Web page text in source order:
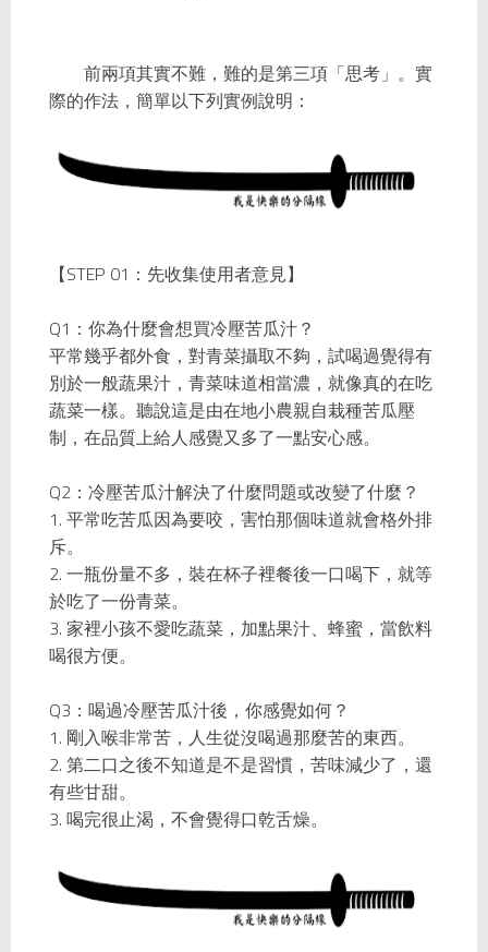
前兩項其實不難，難的是第三項「思考」。實
際的作法，簡單以下列實例說明：
【 STEP 01 ：先收集使用者意見】
Q1 ：你為什麼會想買冷壓苦瓜汁？
平常幾乎都外食，對青菜攝取不夠，試喝過覺得有
別於一般蔬果汁，青菜味道相當濃，就像真的在吃
蔬菜一樣。聽說這是由在地小農親自栽種苦瓜壓
制，在品質上給人感覺又多了一點安心感。
Q2 ：冷壓苦瓜汁解決了什麼問題或改變了什麼？
1. 平常吃苦瓜因為要咬，害怕那個味道就會格外排
斥。
2. 一瓶份量不多，裝在杯子裡餐後一口喝下，就等
於吃了一份青菜。
3. 家裡小孩不愛吃蔬菜，加點果汁、蜂蜜，當飲料
喝很方便。
Q3 ：喝過冷壓苦瓜汁後，你感覺如何？
1. 剛入喉非常苦，人生從沒喝過那麼苦的東西。
2. 第二口之後不知道是不是習慣，苦味減少了，還
有些甘甜。
3. 喝完很止渴，不會覺得口乾舌燥。